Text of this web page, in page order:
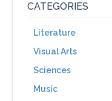
CATEGORIES
Literature
Visual Arts
Sciences
Music